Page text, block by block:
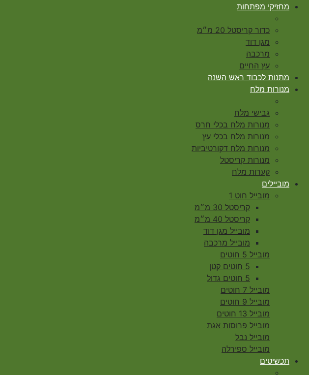
מחזיקי מפתחות
כדור קריסטל 20 מ״מ
מגן דוד
מרכבה
עץ החיים
מתנות לכבוד ראש השנה
מנורות מלח
גבישי מלח
מנורות מלח בכלי חרס
מנורות מלח בכלי עץ
מנורות מלח דקורטיביות
מנורות קריסטל
קערות מלח
מוביילים
מובייל חוט 1
קריסטל 30 מ״מ
קריסטל 40 מ״מ
מובייל מגן דוד
מובייל מרכבה
מובייל 5 חוטים
5 חוטים קטן
5 חוטים גדול
מובייל 7 חוטים
מובייל 9 חוטים
מובייל 13 חוטים
מובייל פרוסות אגת
מובייל נבל
מובייל ספירלה
תכשיטים